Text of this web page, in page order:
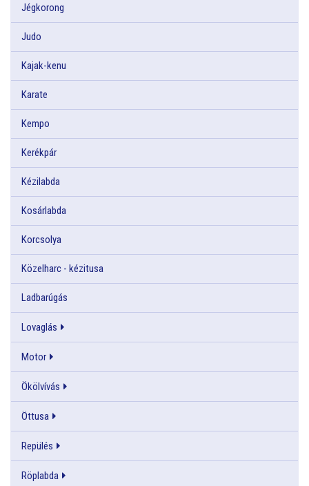
Jégkorong
Judo
Kajak-kenu
Karate
Kempo
Kerékpár
Kézilabda
Kosárlabda
Korcsolya
Közelharc - kézitusa
Ladbarúgás
Lovaglás
Motor
Ökölvívás
Öttusa
Repülés
Röplabda